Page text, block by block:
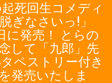
死回生コメディ
ぎなさいっ!」
に発売！ とらの
して「九郎」先
ペストリー付き
発売いたしま